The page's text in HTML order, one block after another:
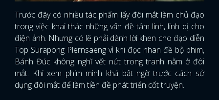
Trước đây có nhiều tác phẩm lấy đôi mắt làm chủ đạo
trong việc khai thác những vấn đề tâm linh, linh dị cho
điện ảnh. Nhưng có lẽ phải dành lời khen cho đạo diễn
Top Surapong Plernsaeng vì khi đọc nhan đề bộ phim,
Bánh Đúc không nghĩ vết nứt trong tranh nằm ở đôi
mắt. Khi xem phim mình khá bất ngờ trước cách sử
dụng đôi mắt để làm tiền đề phát triển cốt truyện.